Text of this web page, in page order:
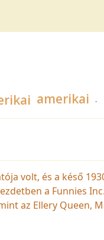
amerikai
volt, és a késő
a Funnies
az Ellery Queen,